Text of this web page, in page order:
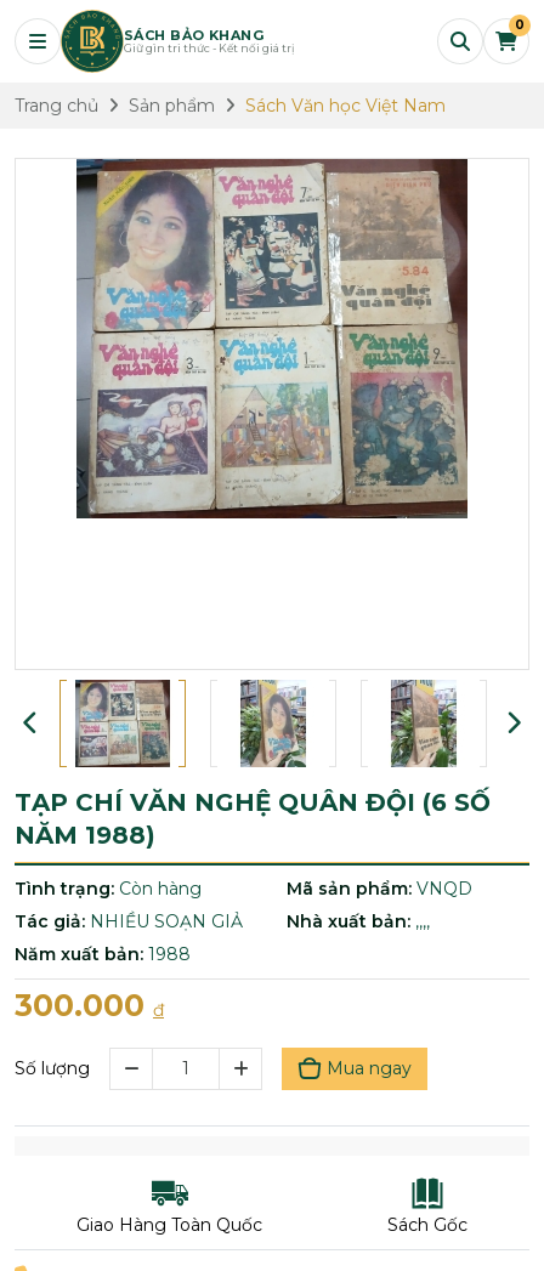
SÁCH BẢO KHANG
Giữ gìn tri thức - Kết nối giá trị
0
Trang chủ Sản phẩm Sách Văn học Việt Nam
TẠP CHÍ VĂN NGHỆ QUÂN ĐỘI (6 SỐ
NĂM 1988)
Tình trạng: Còn hàng Mã sản phẩm: VNQD
Tác giả: NHIỀU SOẠN GIẢ Nhà xuất bản: ,,,,
Năm xuất bản: 1988
300.000 đ
Số lượng Mua ngay
Giao Hàng Toàn Quốc Sách Gốc